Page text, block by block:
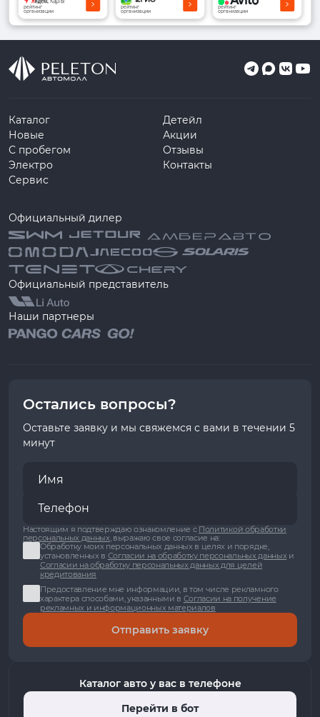
рейтинг
организации
рейтинг
организации
рейтинг
организации
Каталог
Новые
С пробегом
Электро
Сервис
Детейл
Акции
Отзывы
Контакты
Официальный дилер
Официальный представитель
Наши партнеры
Остались вопросы?
Оставьте заявку и мы свяжемся с вами в течении 5
минут
Настоящим я подтверждаю ознакомление с Политикой обработки
персональных данных, выражаю свое согласие на:
Обработку моих персональных данных в целях и порядке,
установленных в Согласии на обработку персональных данныхи
Согласии на обработку персональных данных для целей
кредитования
Предоставление мне информации, в том числе рекламного
характера способами, указанными в Согласии на получение
рекламных и информационных материалов
Отправить заявку
Каталог авто у вас в телефоне
Перейти в бот